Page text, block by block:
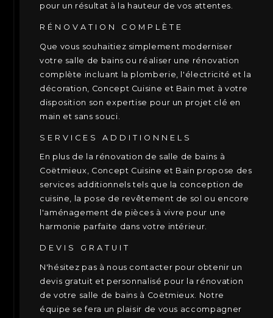
pour un résultat à la hauteur de vos attentes.
RÉNOVATION COMPLÈTE
Que vous souhaitiez simplement moderniser
votre salle de bains ou réaliser une rénovation
complète incluant la plomberie, l'électricité et la
décoration, Concept Cuisine et Bain met à votre
disposition son expertise pour un projet clé en
main et sans souci.
SERVICES ADDITIONNELS
En plus de la rénovation de salle de bains à
Coëtmieux, Concept Cuisine et Bain propose des
services additionnels tels que la conception de
cuisine, la pose de revêtement de sol ou encore
l'aménagement de pièces à vivre pour une
harmonie parfaite dans votre intérieur.
DEVIS GRATUIT
N'hésitez pas à nous contacter pour obtenir un
devis gratuit et personnalisé pour la rénovation
de votre salle de bains à Coëtmieux. Notre
équipe se fera un plaisir de vous accompagner